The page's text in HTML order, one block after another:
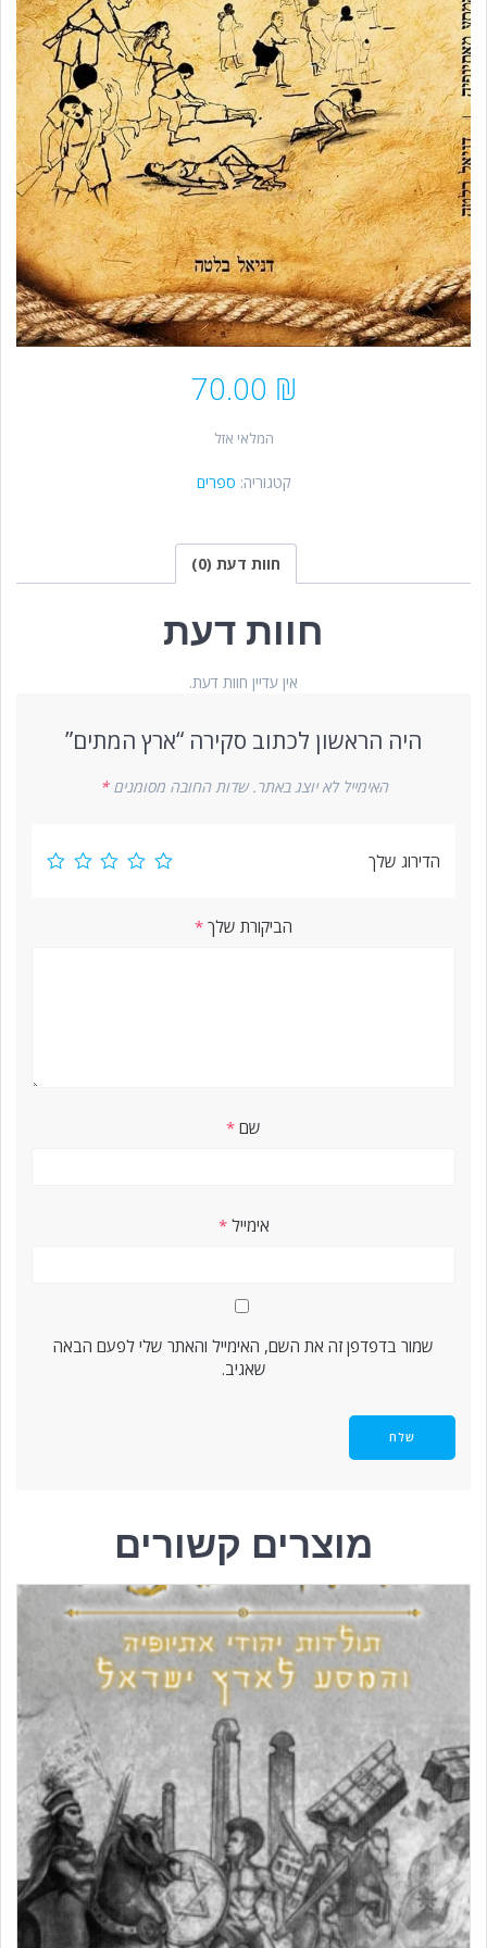
70.00₪
המלאי אזל
קטגוריה:ספרים
חוות דעת (0)
חוות דעת
אין עדיין חוות דעת.
היה הראשון לכתוב סקירה “ארץ המתים”
האימייל לא יוצג באתר. שדות החובה מסומנים*
הדירוג שלך
הביקורת שלך*
שם*
אימייל*
שמור בדפדפן זה את השם, האימייל והאתר שלי לפעם הבאה
שאגיב.
מוצרים קשורים